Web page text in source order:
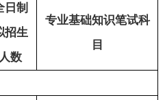
日制
招生
人数
专业基础知识笔试科
目